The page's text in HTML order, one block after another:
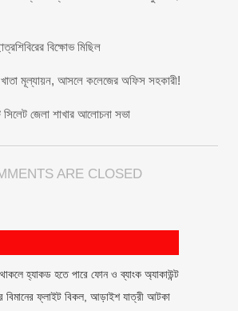
বিক্ষোভ মিছিল
খাতা মূল্যায়ন, আসলে কলেজের অফিস সহকারী!
জেলা শাখার আলোচনা সভা
ARE CLOSED
হ্যাকড হতে পারে ফোন ও ব্যাংক অ্যাকাউন্ট
বিমানের ফ্লাইট বিকল, আড়াইশ যাত্রী আটকা